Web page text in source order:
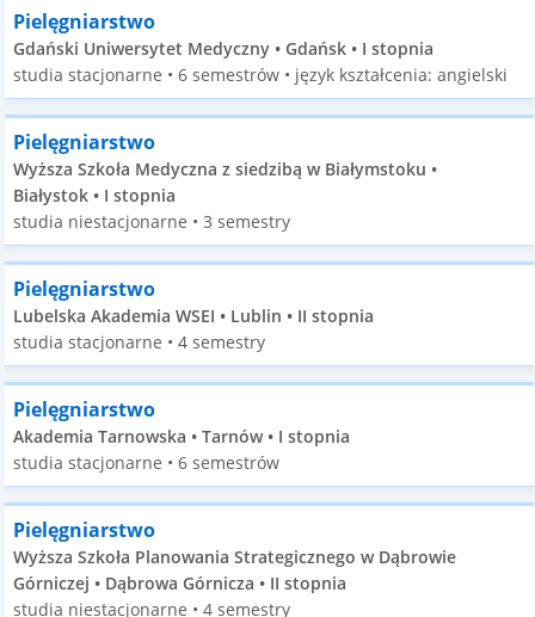
Pielęgniarstwo
Gdański Uniwersytet Medyczny • Gdańsk • I stopnia
studia stacjonarne • 6 semestrów • język kształcenia: angielski
Pielęgniarstwo
Wyższa Szkoła Medyczna z siedzibą w Białymstoku •
Białystok • I stopnia
studia niestacjonarne • 3 semestry
Pielęgniarstwo
Lubelska Akademia WSEI • Lublin • II stopnia
studia stacjonarne • 4 semestry
Pielęgniarstwo
Akademia Tarnowska • Tarnów • I stopnia
studia stacjonarne • 6 semestrów
Pielęgniarstwo
Wyższa Szkoła Planowania Strategicznego w Dąbrowie
Górniczej • Dąbrowa Górnicza • II stopnia
studia niestacjonarne • 4 semestry